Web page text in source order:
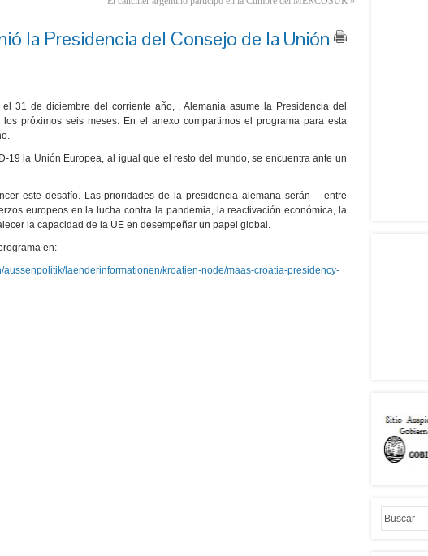
la Presidencia del Consejo de la Unión
31 de diciembre del corriente año, , Alemania asume la Presidencia del
próximos seis meses. En el anexo compartimos el programa para esta
19 la Unión Europea, al igual que el resto del mundo, se encuentra ante un
este desafío. Las prioridades de la presidencia alemana serán – entre
europeos en la lucha contra la pandemia, la reactivación económica, la
la capacidad de la UE en desempeñar un papel global.
en:
aussenpolitik/laenderinformationen/kroatien-node/maas-croatia-presidency-